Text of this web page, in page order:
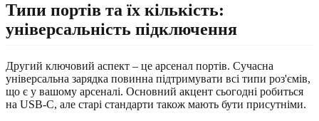
Типи портів та їх кількість:
універсальність підключення
Другий ключовий аспект – це арсенал портів. Сучасна
універсальна зарядка повинна підтримувати всі типи роз'ємів,
що є у вашому арсеналі. Основний акцент сьогодні робиться
на USB-C, але старі стандарти також мають бути присутніми.